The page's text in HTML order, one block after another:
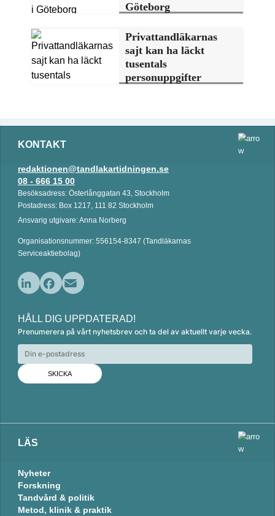
Göteborg
Privattandläkarnas
sajt kan ha läckt
tusentals
personuppgifter
KONTAKT
redaktionen@tandlakartidningen.se
08 - 666 15 00
Besöksadress: Österlånggatan 43, Stockholm
Postadress: Box 1217, 111 82 Stockholm
Ansvarig utgivare: Anna Norberg
Organisationsnummer: 556154-8347 (Tandläkarnas
Serviceaktiebolag)
n
k
e
I
n
c
e
b
o
k
a
i
l
HÅLL DIG UPPDATERAD!
Prenumerera på vårt nyhetsbrev och ta del av aktuellt varje vecka.
LÄS
Nyheter
Forskning
Tandvård & politik
Metod, klinik & praktik